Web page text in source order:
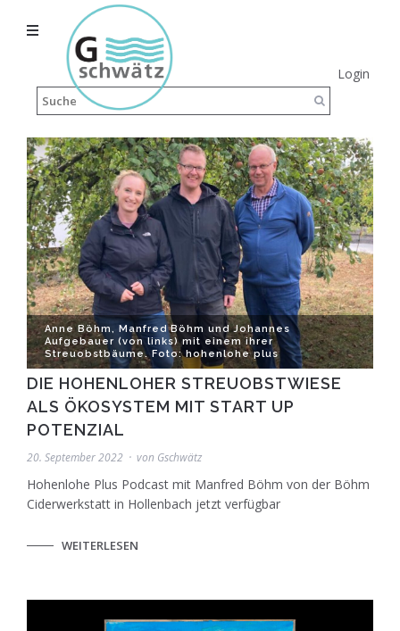
Login
Anne Böhm, Manfred Böhm und Johannes
Aufgebauer (von links) mit einem ihrer
Streuobstbäume. Foto: hohenlohe plus
DIE HOHENLOHER STREUOBSTWIESE
ALS ÖKOSYSTEM MIT START UP
POTENZIAL
20. September 2022 von Gschwätz
Hohenlohe Plus Podcast mit Manfred Böhm von der Böhm
Ciderwerkstatt in Hollenbach jetzt verfügbar
WEITERLESEN